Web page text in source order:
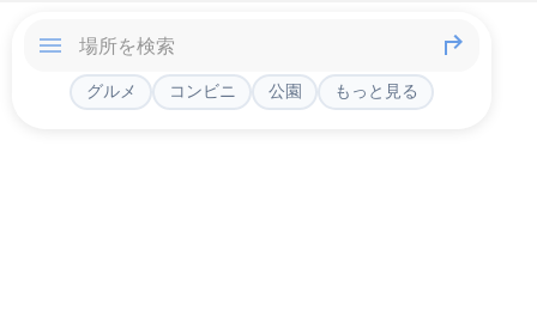
グルメ コンビニ 公園 もっと見る